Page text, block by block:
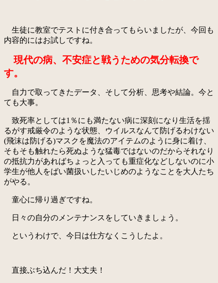
生徒に教室でテストに付き合ってもらいましたが、今回も
内容的にはお試しですね。
現代の病、不安症と戦うための気分転換で
す。
自力で取ってきたデータ、そして分析、思考や結論。今と
ても大事。
致死率としては1％にも満たない病に深刻になり生活を揺
るがす戒厳令のような状態、ウイルスなんて防げるわけない
(飛沫は防げる)マスクを魔法のアイテムのように身に着け、
そもそも触れたら死ぬような猛毒ではないのだからそれなり
の抵抗力があればちょっと入っても重症化などしないのに小
学生が他人をばい菌扱いしたいじめのようなことを大人たち
がやる。
童心に帰り過ぎですね。
日々の自分のメンテナンスをしていきましょう。
というわけで、今日は仕方なくこうしたよ。
直接ぶち込んだ！大丈夫！